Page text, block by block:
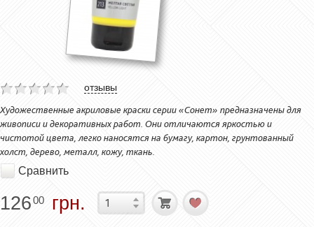
отзывы
Художественные акриловые краски серии «Сонет» предназначены для
живописи и декоративных работ. Они отличаются яркостью и
чистотой цвета, легко наносятся на бумагу, картон, грунтованный
холст, дерево, металл, кожу, ткань.
Сравнить
12600 грн.